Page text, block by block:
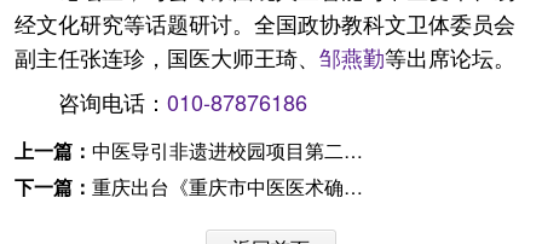
经文化研究等话题研讨。全国政协教科文卫体委员会
副主任张连珍，国医大师王琦、 邹燕勤等出席论坛。
咨询电话： 010-87876186
上一篇： 中医导引非遗进校园项目第二期师资培训班在上海举行
下一篇： 重庆出台《重庆市中医医术确有专长人员医师资格考核注册管理实施细则（暂行）》